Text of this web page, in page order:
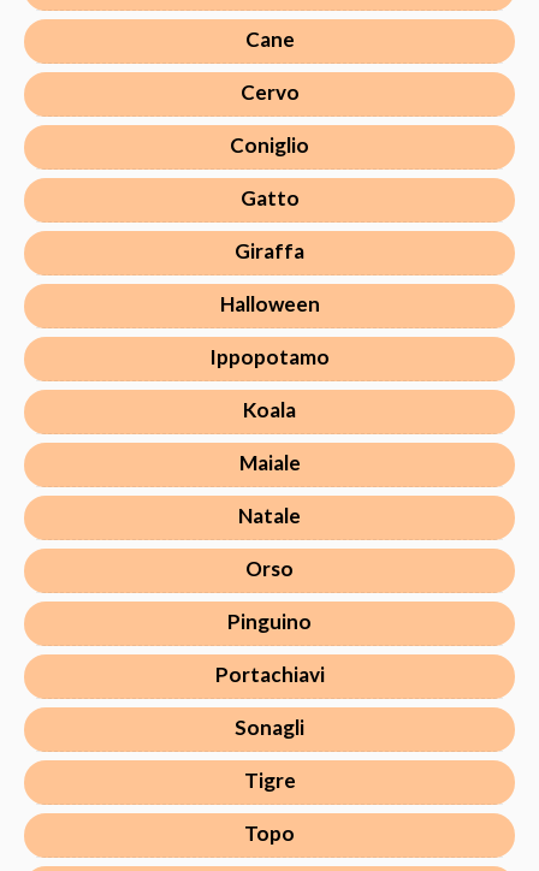
Cane
Cervo
Coniglio
Gatto
Giraffa
Halloween
Ippopotamo
Koala
Maiale
Natale
Orso
Pinguino
Portachiavi
Sonagli
Tigre
Topo